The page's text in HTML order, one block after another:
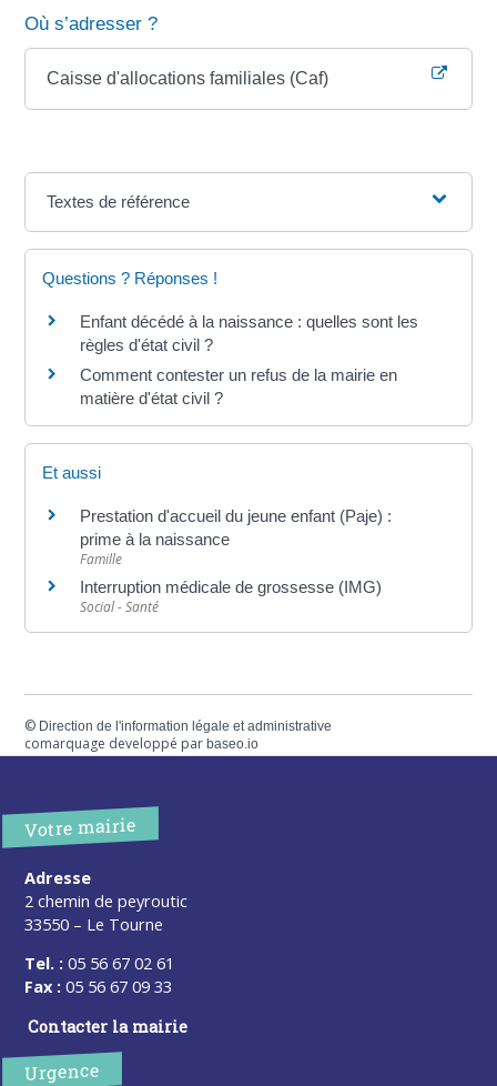
Où s’adresser ?
Caisse d'allocations familiales (Caf)
Textes de référence
Questions ? Réponses !
Enfant décédé à la naissance : quelles sont les
règles d'état civil ?
Comment contester un refus de la mairie en
matière d'état civil ?
Et aussi
Prestation d'accueil du jeune enfant (Paje) :
prime à la naissance
Famille
Interruption médicale de grossesse (IMG)
Social - Santé
© Direction de l'information légale et administrative
comarquage developpé parbaseo.io
Votre mairie
Adresse
2 chemin de peyroutic
33550 – Le Tourne
Tel. : 05 56 67 02 61
Fax : 05 56 67 09 33
Contacter la mairie
Urgence